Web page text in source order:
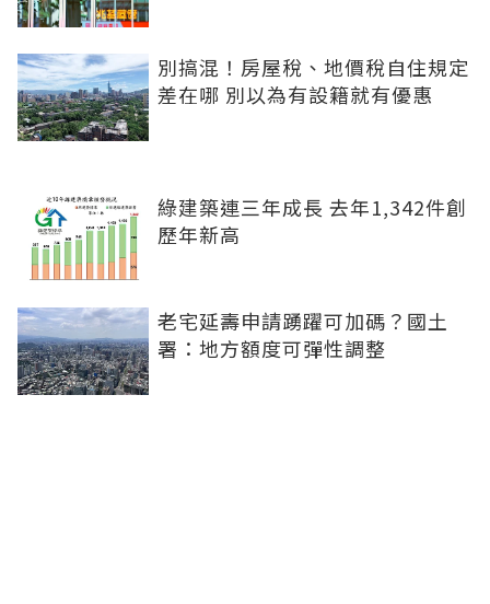
別搞混！房屋稅、地價稅自住規定
差在哪 別以為有設籍就有優惠
綠建築連三年成長 去年1,342件創
歷年新高
老宅延壽申請踴躍可加碼？國土
署：地方額度可彈性調整